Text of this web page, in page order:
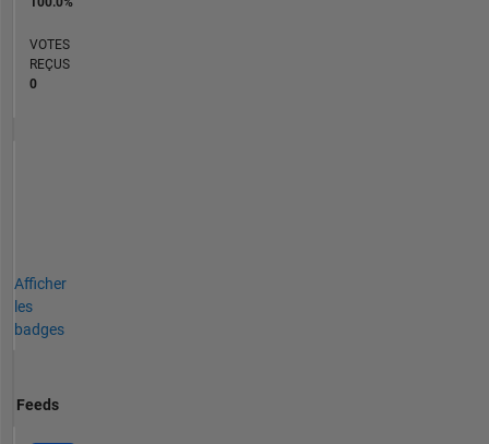
VOTES
REÇUS
0
Afficher
les
badges
Feeds